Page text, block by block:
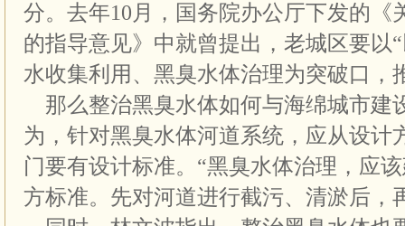
分。去年10月，国务院办公厅下发的《
的指导意见》中就曾提出，老城区要以
水收集利用、黑臭水体治理为突破口，
那么整治黑臭水体如何与海绵城市建
为，针对黑臭水体河道系统，应从设计
门要有设计标准。“黑臭水体治理，应
方标准。先对河道进行截污、清淤后，